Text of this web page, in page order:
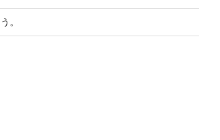
。